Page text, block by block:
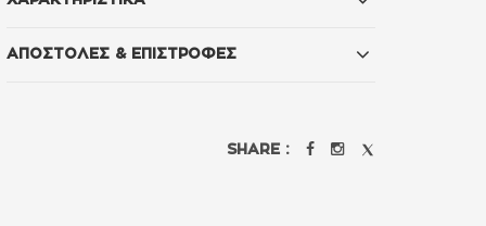
ΑΠΟΣΤΟΛΕΣ & ΕΠΙΣΤΡΟΦΕΣ
SHARE :